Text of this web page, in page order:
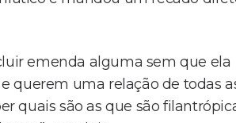
emenda alguma sem que ela
querem uma relação de todas
quais são as que são